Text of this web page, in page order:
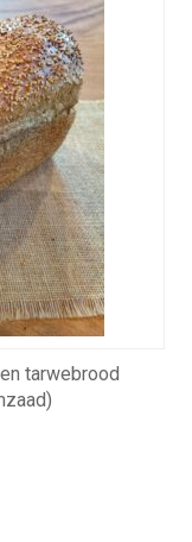
tarwebrood